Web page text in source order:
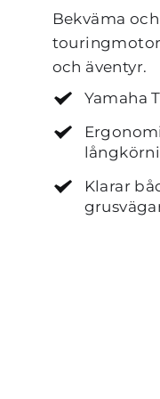
Bekväma
och äventyr.
Yamaha
Klarar